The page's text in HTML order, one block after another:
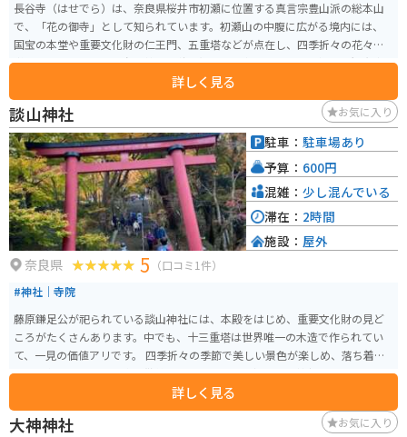
長谷寺（はせでら）は、奈良県桜井市初瀬に位置する真言宗豊山派の総本山
で、「花の御寺」として知られています。初瀬山の中腹に広がる境内には、
国宝の本堂や重要文化財の仁王門、五重塔などが点在し、四季折々の花々が
彩りを添えます。特に春の牡丹や秋の紅葉は見事で、多くの参拝者や観光客
れており、これは日本最大級の木造仏像として有名です。また、399段の登廊
（のぼりろう）を上ると本堂に至り、その道中からの景色も魅力の一つで
す。長谷寺は、西国三十三所観音霊場の第八番札所としても信仰を集め、古
典文学にも度々登場する歴史ある寺院です。
詳しく見る
談山神社 お気に入り
奈良県 5 （口コミ1件）
#神社｜寺院
藤原鎌足公が祀られている談山神社には、本殿をはじめ、重要文化財の見ど
ころがたくさんあります。中でも、十三重塔は世界唯一の木造で作られてい
て、一見の価値アリです。 四季折々の季節で美しい景色が楽しめ、落ち着い
た雰囲気でゆっくり境内を散策できます。また、縁結びの神社でもあります。
談山神社までの道のりは、周りの景色を楽しめますので、バイクでも気持ち
よく走れます。
詳しく見る
駐車： 駐車場あり
予算： 600円
混雑： 少し混んでいる
滞在： 2時間
施設： 屋外
大神神社 お気に入り